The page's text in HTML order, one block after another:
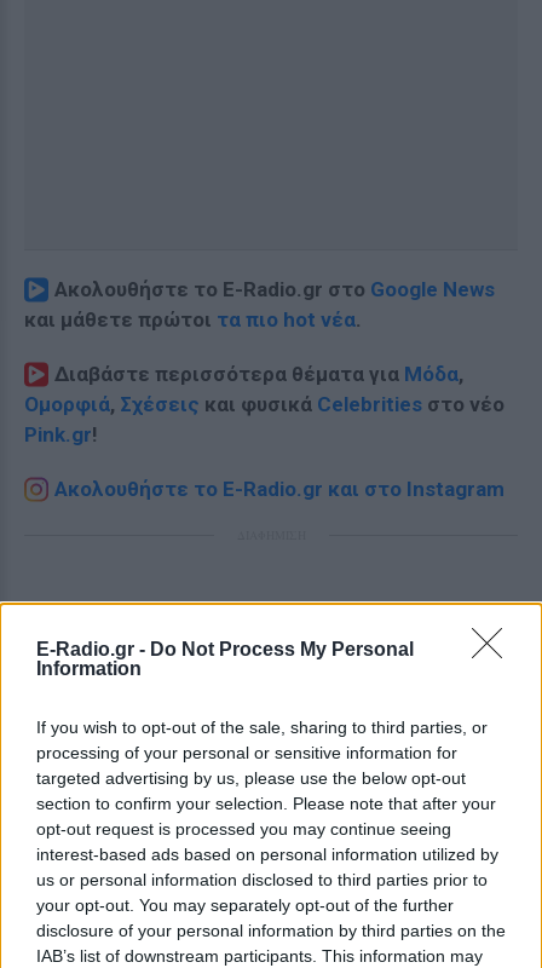
E-Radio.gr - Do Not Process My Personal
Information
If you wish to opt-out of the sale, sharing to third parties, or
processing of your personal or sensitive information for
targeted advertising by us, please use the below opt-out
section to confirm your selection. Please note that after your
opt-out request is processed you may continue seeing
interest-based ads based on personal information utilized by
us or personal information disclosed to third parties prior to
your opt-out. You may separately opt-out of the further
disclosure of your personal information by third parties on the
IAB’s list of downstream participants. This information may
Ακολουθήστε το E-Radio.gr στο Google News
και μάθετε πρώτοι τα πιο hot νέα.
Διαβάστε περισσότερα θέματα για Μόδα,
Ομορφιά, Σχέσεις και φυσικά Celebrities στο νέο
Pink.gr!
Ακολουθήστε το E-Radio.gr και στο Instagram